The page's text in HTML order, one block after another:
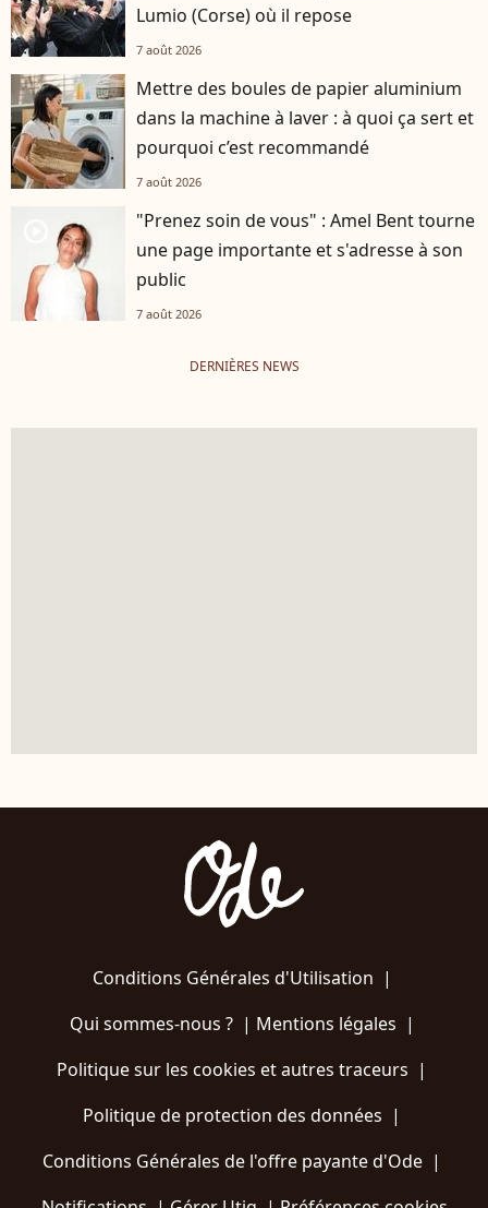
Lumio (Corse) où il repose
7 août 2026
Mettre des boules de papier aluminium
dans la machine à laver : à quoi ça sert et
pourquoi c’est recommandé
7 août 2026
"Prenez soin de vous" : Amel Bent tourne
une page importante et s'adresse à son
public
7 août 2026
DERNIÈRES NEWS
Conditions Générales d'Utilisation |
Qui sommes-nous ?| Mentions légales |
Politique sur les cookies et autres traceurs |
Politique de protection des données |
Conditions Générales de l'offre payante d'Ode |